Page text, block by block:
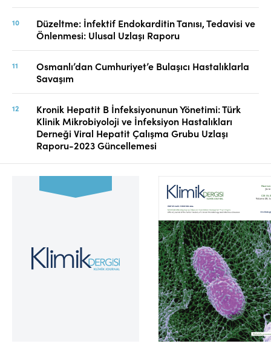
Düzeltme: İnfektif Endokarditin Tanısı, Tedavisi ve
Önlenmesi: Ulusal Uzlaşı Raporu
Osmanlı’dan Cumhuriyet’e Bulaşıcı Hastalıklarla
Savaşım
Kronik Hepatit B İnfeksiyonunun Yönetimi: Türk
Klinik Mikrobiyoloji ve İnfeksiyon Hastalıkları
Derneği Viral Hepatit Çalışma Grubu Uzlaşı
Raporu-2023 Güncellemesi
Cilt 39, Sayı 2